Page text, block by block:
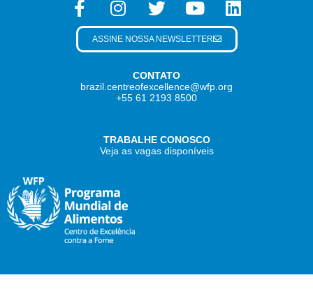
CONTATO
brazil.centreofexcellence@wfp.org
+55 61 2193 8500
TRABALHE CONOSCO
Veja as vagas disponíveis
ASSINE NOSSA NEWSLETTER